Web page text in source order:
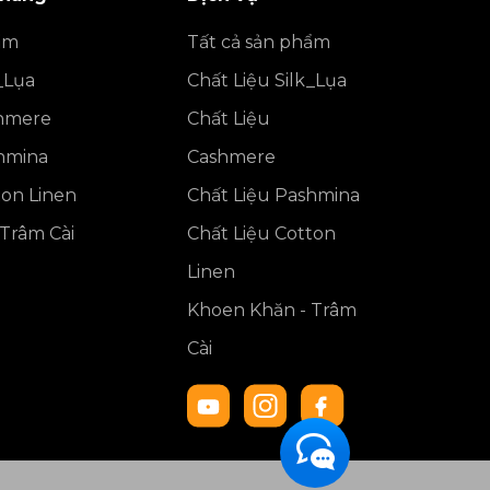
Linen
Cài
Tất cả sản phẩm
Chất Liệu Silk_Lụa
Chất Liệu
Cashmere
Chất Liệu Pashmina
Chất Liệu Cotton
Linen
Khoen Khăn - Trâm
Cài